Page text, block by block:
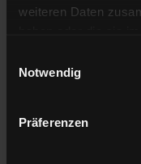
weiteren Daten
Notwendig
Präferenzen